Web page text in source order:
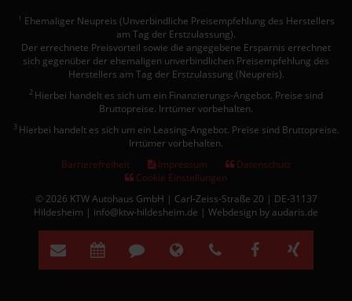
1 Ehemaliger Neupreis (Unverbindliche Preisempfehlung des Herstellers
am Tag der Erstzulassung).
Der errechnete Preisvorteil sowie die angegebene Ersparnis errechnet
sich gegenüber der ehemaligen unverbindlichen Preisempfehlung des
Herstellers am Tag der Erstzulassung (Neupreis).
2 Hierbei handelt es sich um ein Finanzierungs-Angebot. Preise sind
Bruttopreise. Irrtümer vorbehalten.
3 Hierbei handelt es sich um ein Leasing-Angebot. Preise sind Bruttopreise.
Irrtümer vorbehalten.
Barrierefreiheit
Impressum
Datenschutz
Cookie Einstellungen
© 2026 KTW Autohaus GmbH | Carl-Zeiss-Straße 20 | DE-31137
Hildesheim | info@ktw-hildesheim.de | Webdesign by audaris.de